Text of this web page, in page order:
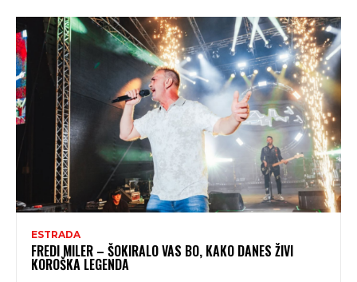
ESTRADA
FREDI MILER – ŠOKIRALO VAS BO, KAKO DANES ŽIVI
KOROŠKA LEGENDA